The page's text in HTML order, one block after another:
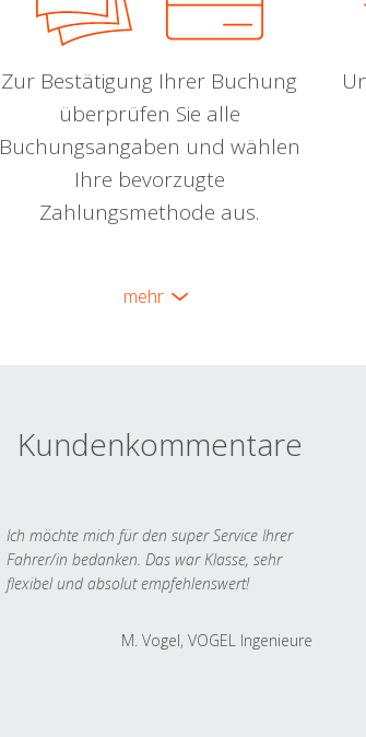
Zur Bestätigung Ihrer Buchung
überprüfen Sie alle
Buchungsangaben und wählen
Ihre bevorzugte
Zahlungsmethode aus.
mehr
Kundenkommentare
Ich möchte mich für den super Service Ihrer
Fahrer/in bedanken. Das war Klasse, sehr
flexibel und absolut empfehlenswert!
M. Vogel, VOGEL Ingenieure